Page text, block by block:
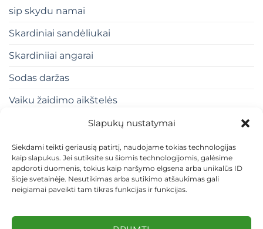
Slapukų nustatymai
Siekdami teikti geriausią patirtį, naudojame tokias technologijas
kaip slapukus. Jei sutiksite su šiomis technologijomis, galėsime
apdoroti duomenis, tokius kaip naršymo elgsena arba unikalūs ID
šioje svetainėje. Nesutikimas arba sutikimo atšaukimas gali
neigiamai paveikti tam tikras funkcijas ir funkcijas.
sip skydu namai
Skardiniai sandėliukai
Skardiniiai angarai
Sodas daržas
Vaiku žaidimo aikštelės
KEITIMAS IR GRĄŽINIMAS
PRIVATUMO POLITIKA